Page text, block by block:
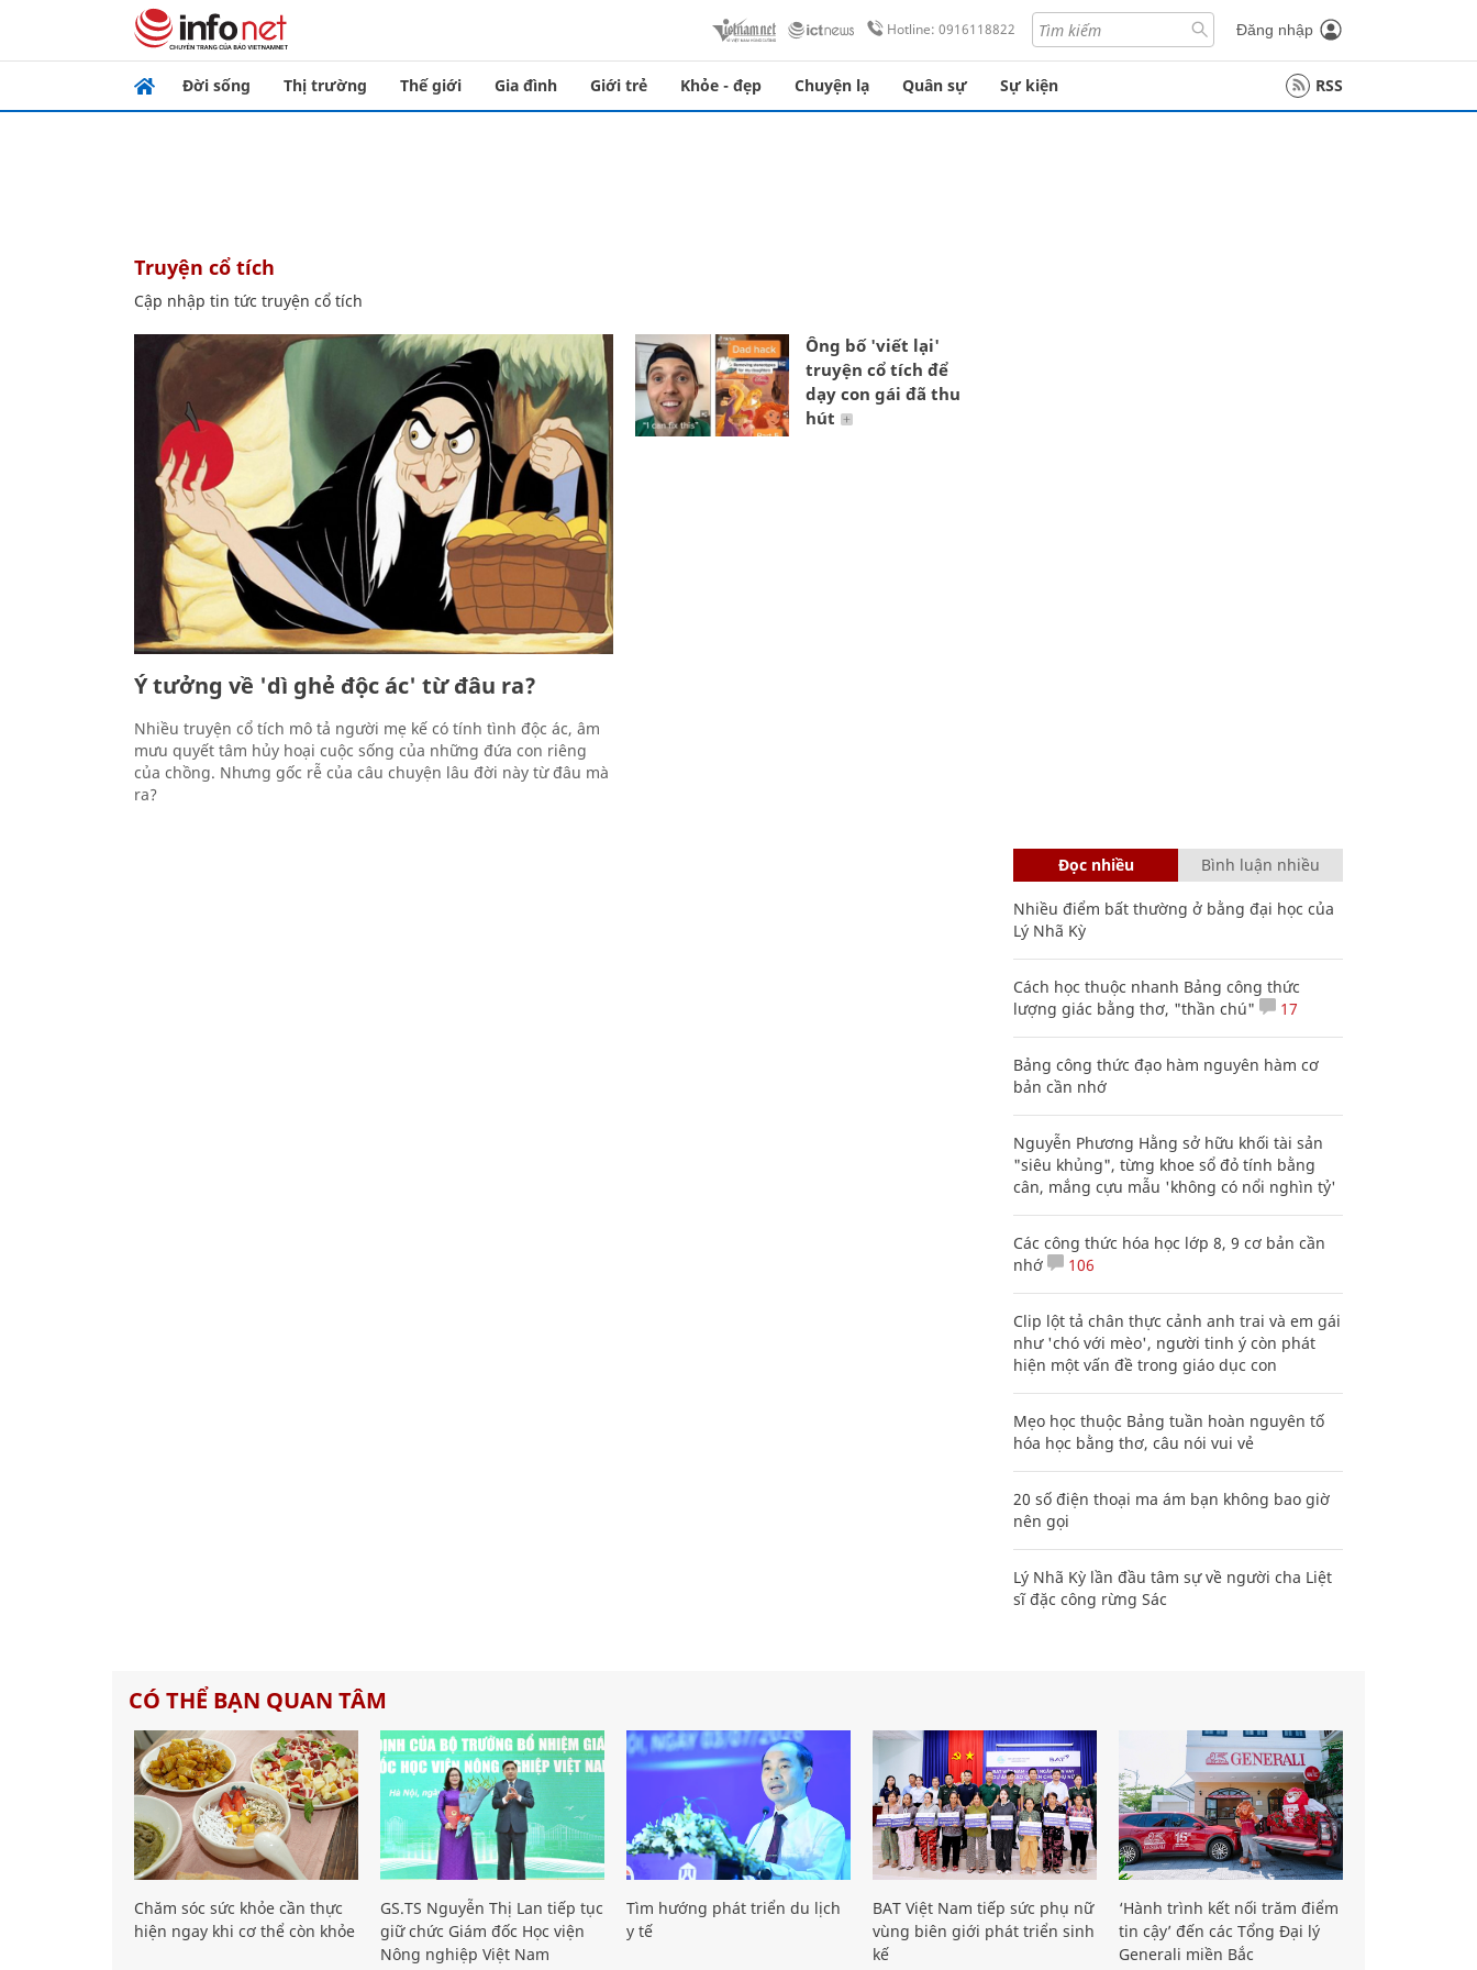
Hotline: 0916118822 Đăng nhập
Đời sống Thị trường Thế giới Gia đình Giới trẻ Khỏe - đẹp Chuyện lạ Quân sự Sự kiện RSS
truyện cổ tích
Cập nhập tin tức truyện cổ tích
Ý tưởng về 'dì ghẻ độc ác' từ đâu ra?
Nhiều truyện cổ tích mô tả người mẹ kế có tính tình độc ác, âm
mưu quyết tâm hủy hoại cuộc sống của những đứa con riêng
của chồng. Nhưng gốc rễ của câu chuyện lâu đời này từ đâu mà
ra?
Ông bố 'viết lại'
truyện cổ tích để
dạy con gái đã thu
hút
Đọc nhiều Bình luận nhiều
Nhiều điểm bất thường ở bằng đại học của
Lý Nhã Kỳ
Cách học thuộc nhanh Bảng công thức
lượng giác bằng thơ, "thần chú"
17
Bảng công thức đạo hàm nguyên hàm cơ
bản cần nhớ
Nguyễn Phương Hằng sở hữu khối tài sản
"siêu khủng", từng khoe sổ đỏ tính bằng
cân, mắng cựu mẫu 'không có nổi nghìn tỷ'
Các công thức hóa học lớp 8, 9 cơ bản cần
nhớ
106
Clip lột tả chân thực cảnh anh trai và em gái
như 'chó với mèo', người tinh ý còn phát
hiện một vấn đề trong giáo dục con
Mẹo học thuộc Bảng tuần hoàn nguyên tố
hóa học bằng thơ, câu nói vui vẻ
20 số điện thoại ma ám bạn không bao giờ
nên gọi
Lý Nhã Kỳ lần đầu tâm sự về người cha Liệt
sĩ đặc công rừng Sác
CÓ THỂ BẠN QUAN TÂM
Chăm sóc sức khỏe cần thực
hiện ngay khi cơ thể còn khỏe
GS.TS Nguyễn Thị Lan tiếp tục
giữ chức Giám đốc Học viện
Nông nghiệp Việt Nam
Tìm hướng phát triển du lịch
y tế
BAT Việt Nam tiếp sức phụ nữ
vùng biên giới phát triển sinh
kế
‘Hành trình kết nối trăm điểm
tin cậy’ đến các Tổng Đại lý
Generali miền Bắc